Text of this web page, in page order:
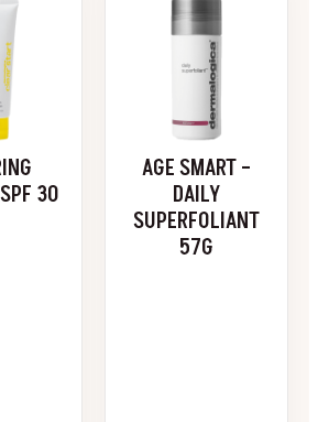
30
AGE SMART –
DAILY
SUPERFOLIANT
57G